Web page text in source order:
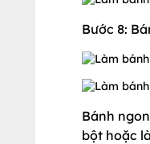
Bước 8:
Bánh
bột hoặc